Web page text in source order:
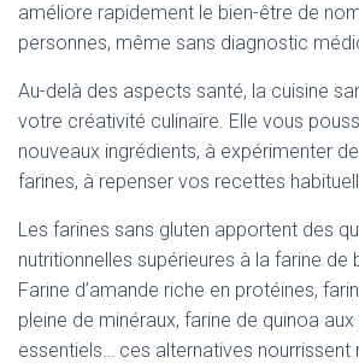
améliore rapidement le bien-être de
personnes, même sans diagnostic
Au-delà des aspects santé, la cuisine
votre créativité culinaire. Elle vous
nouveaux ingrédients, à expérimenter
farines, à repenser vos recettes
Les farines sans gluten apportent des
nutritionnelles supérieures à la farine de
Farine d’amande riche en protéines,
pleine de minéraux, farine de quinoa
essentiels… ces alternatives nourrissent